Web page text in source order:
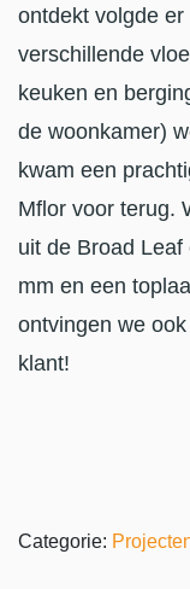
ontdekt volgde
verschillende
keuken en
de woonkamer)
kwam een
Mflor voor terug.
uit de Broad
mm en een
ontvingen we
klant!
Categorie: